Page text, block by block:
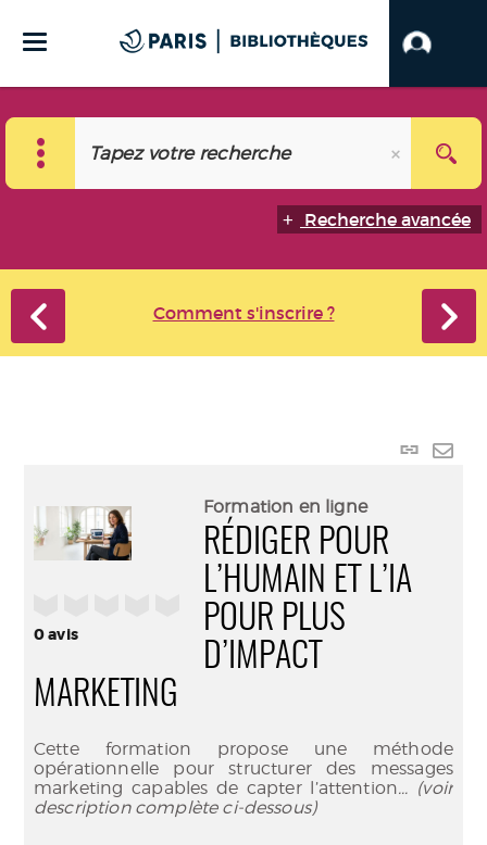
Recherche avancée
Comment s'inscrire ?
Lien
0avis
Formation en ligne
RÉDIGER POUR
L’HUMAIN ET L’IA
POUR PLUS
D’IMPACT
MARKETING
Cette formation propose une méthode
opérationnelle pour structurer des messages
marketing capables de capter l’attention... (voir
description complète ci-dessous)